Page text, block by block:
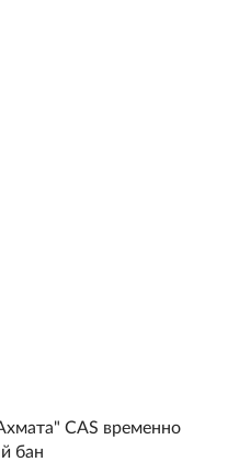
CAS временно
бан